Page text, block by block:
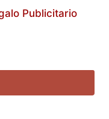
Publicitario